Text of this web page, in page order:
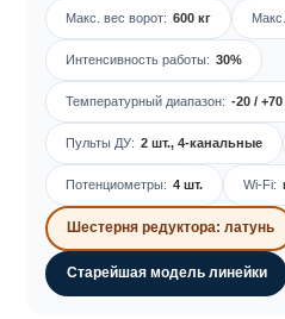
Макс. вес ворот: 600 кг
Интенсивность работы: 30%
Температурный диапазон: -20 / +70
Пульты ДУ: 2 шт., 4-канальные
Потенциометры: 4 шт. Wi-Fi:
Шестерня редуктора: латунь
Старейшая модель линейки